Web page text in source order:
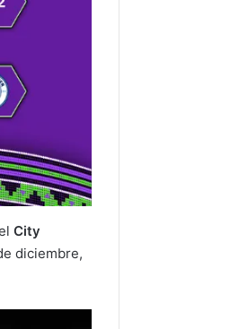
City
diciembre,